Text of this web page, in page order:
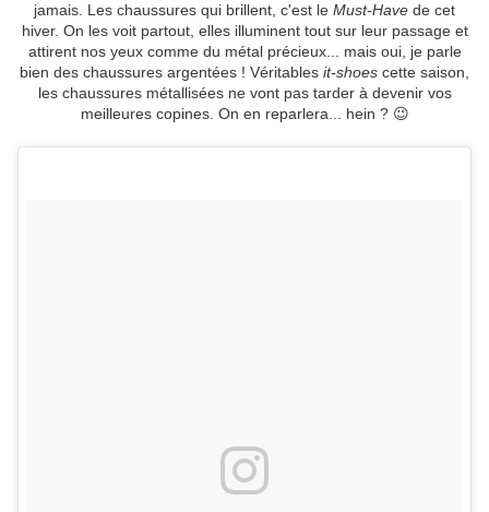
jamais. Les chaussures qui brillent, c'est le Must-Have de cet
hiver. On les voit partout, elles illuminent tout sur leur passage et
attirent nos yeux comme du métal précieux... mais oui, je parle
bien des chaussures argentées ! Véritables it-shoes cette saison,
les chaussures métallisées ne vont pas tarder à devenir vos
meilleures copines. On en reparlera... hein ? 😉